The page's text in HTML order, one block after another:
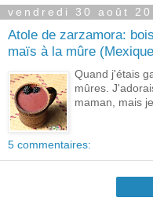
vendredi 30 août
Atole de zarzamora:
maïs à la mûre
Quand j'étais
mûres.
maman, mais
5 commentaires: